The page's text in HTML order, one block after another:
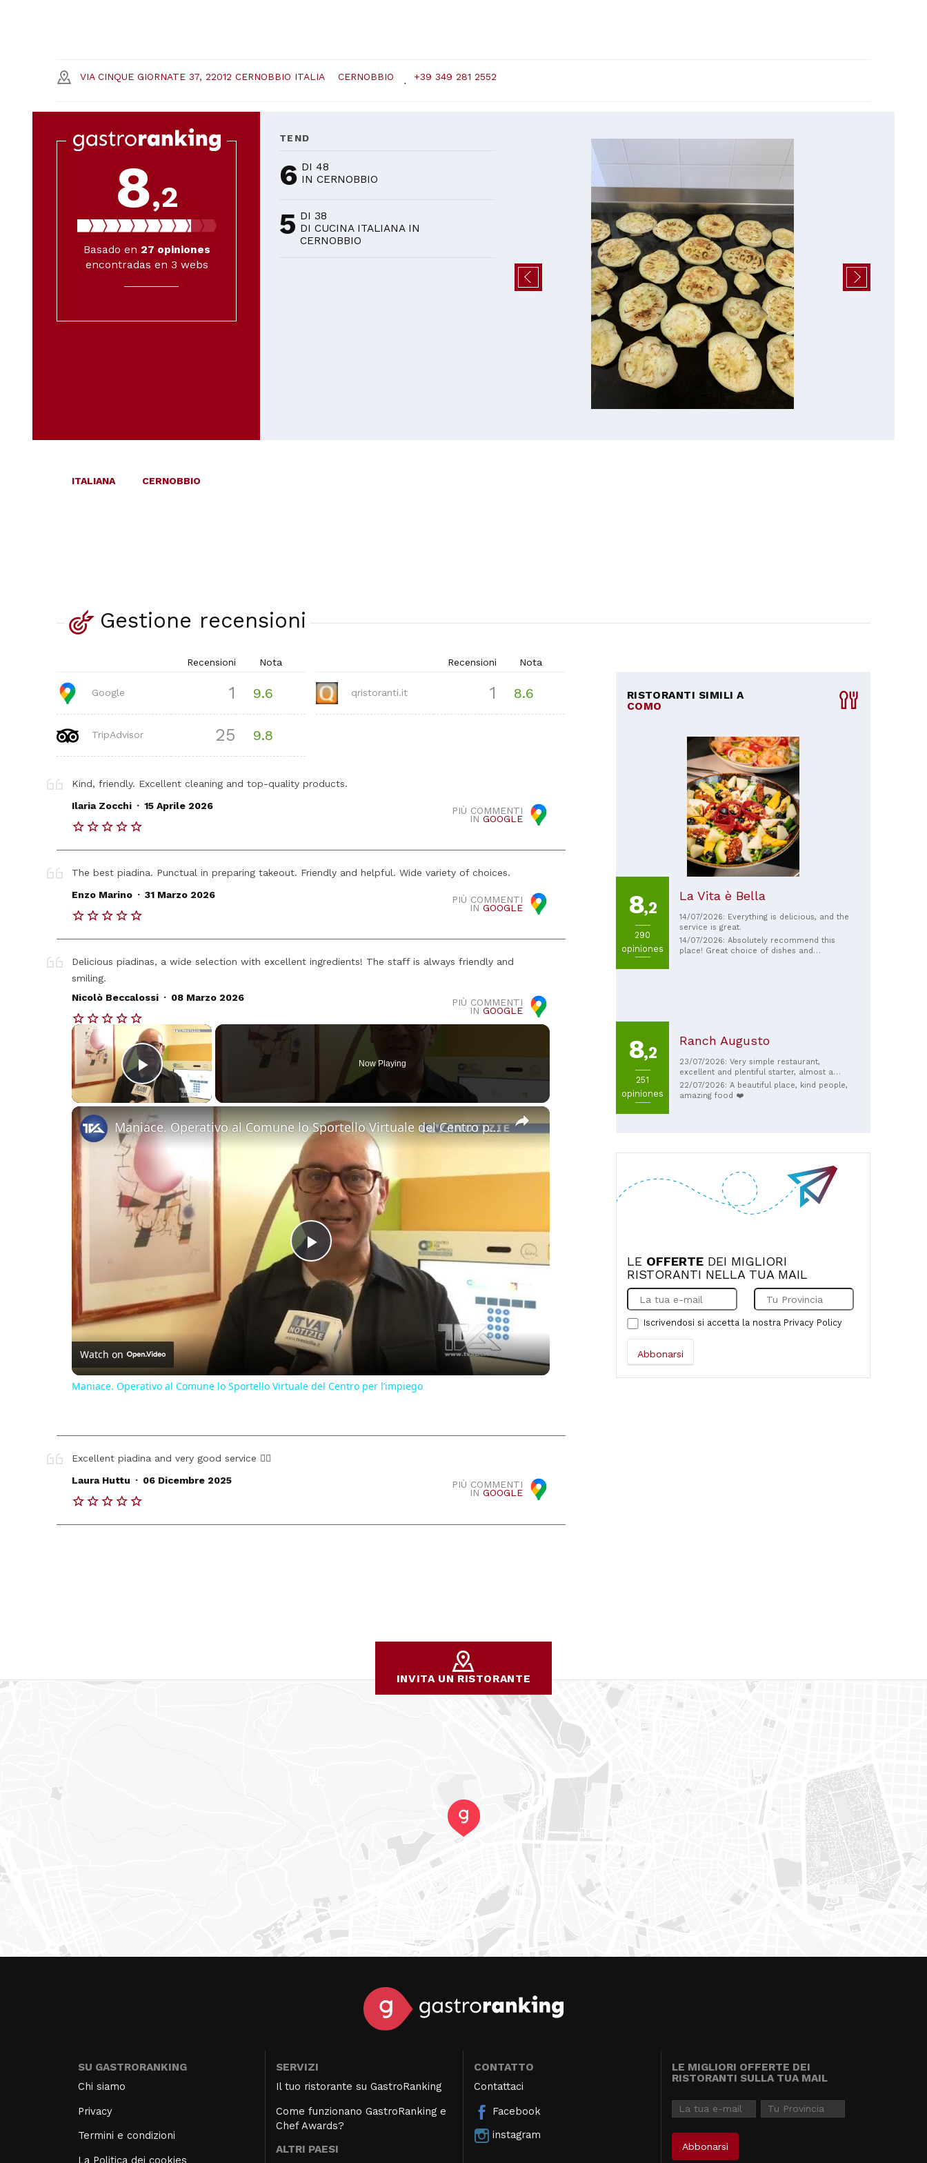
VIA CINQUE GIORNATE 37, 22012 CERNOBBIO ITALIA CERNOBBIO +39 349 281 2552
8,2
Basado en 27 opiniones
encontradas en 3 webs
TEND
6 DI 48
IN CERNOBBIO
5 DI 38
DI CUCINA ITALIANA IN
CERNOBBIO
ITALIANA CERNOBBIO
Gestione recensioni
Recensioni Nota
Google 1 9.6
TripAdvisor 25 9.8
Recensioni Nota
qristoranti.it 1 8.6
Kind, friendly. Excellent cleaning and top-quality products.
PIÙ COMMENTI
INGOOGLE
Ilaria Zocchi . 15 Aprile 2026
The best piadina. Punctual in preparing takeout. Friendly and helpful. Wide variety of choices.
PIÙ COMMENTI
INGOOGLE
Enzo Marino . 31 Marzo 2026
Delicious piadinas, a wide selection with excellent ingredients! The staff is always friendly and
smiling.
PIÙ COMMENTI
INGOOGLE
Nicolò Beccalossi . 08 Marzo 2026
×
Play Video
Now Playing
×
Play
Video
Maniace. Operativo al Comune lo Sportello Virtuale del Centro per l’impiego
Watch on
Maniace. Operativo al Comune lo Sportello Virtuale del Centro per l’impiego
Excellent piadina and very good service 👌🏼
PIÙ COMMENTI
INGOOGLE
Laura Huttu . 06 Dicembre 2025
RISTORANTI SIMILI A
COMO
8,2
290
opiniones
La Vita è Bella
14/07/2026: Everything is delicious, and the
service is great.
14/07/2026: Absolutely recommend this
place! Great choice of dishes and
8,2
251
opiniones
Ranch Augusto
23/07/2026: Very simple restaurant,
excellent and plentiful starter, almost a
meal
22/07/2026: A beautiful place, kind people,
amazing food ❤️
LE OFFERTE DEI MIGLIORI
RISTORANTI NELLA TUA MAIL
Iscrivendosi si accetta la nostra Privacy Policy
INVITA UN RISTORANTE
SU GASTRORANKING
Chi siamo
Privacy
Termini e condizioni
La Politica dei cookies
SERVIZI
Il tuo ristorante su GastroRanking
Come funzionano GastroRanking e
Chef Awards?
ALTRI PAESI
CONTATTO
Contattaci
Facebook
instagram
LE MIGLIORI OFFERTE DEI
RISTORANTI SULLA TUA MAIL